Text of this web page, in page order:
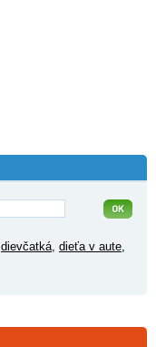
dievčatká dieťa v aute